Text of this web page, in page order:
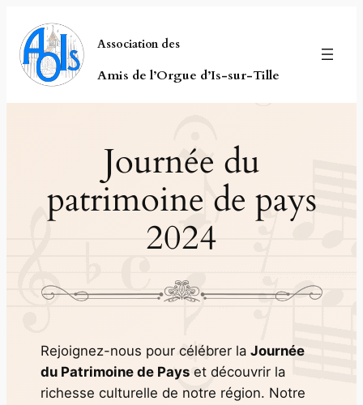
contenu
Association des
Amis de l’Orgue d’Is-sur-Tille
Journée du
patrimoine de pays
2024
Rejoignez-nous pour célébrer laJournée
du Patrimoine de Pays et découvrir la
richesse culturelle de notre région. Notre